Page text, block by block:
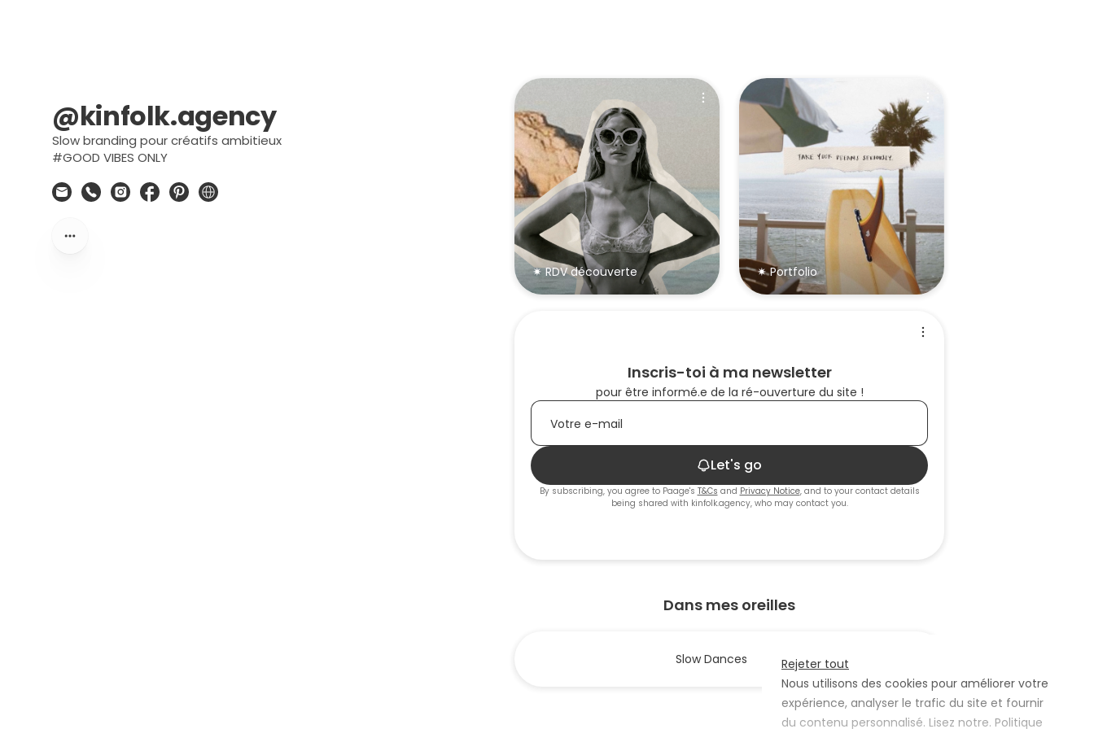
Rejeter tout
Nous utilisons des cookies pour améliorer votre
expérience, analyser le trafic du site et fournir
du contenu personnalisé. Lisez notre. Politique
@kinfolk.agency
Slow branding pour créatifs ambitieux
#GOOD VIBES ONLY
✷ RDV découverte ✷ Portfolio
Inscris-toi à ma newsletter
pour être informé.e de la ré-ouverture du site !
Let's go
By subscribing, you agree to Paage's T&Cs and Privacy Notice, and to your contact details
being shared with kinfolk.agency, who may contact you.
Dans mes oreilles
Slow Dances